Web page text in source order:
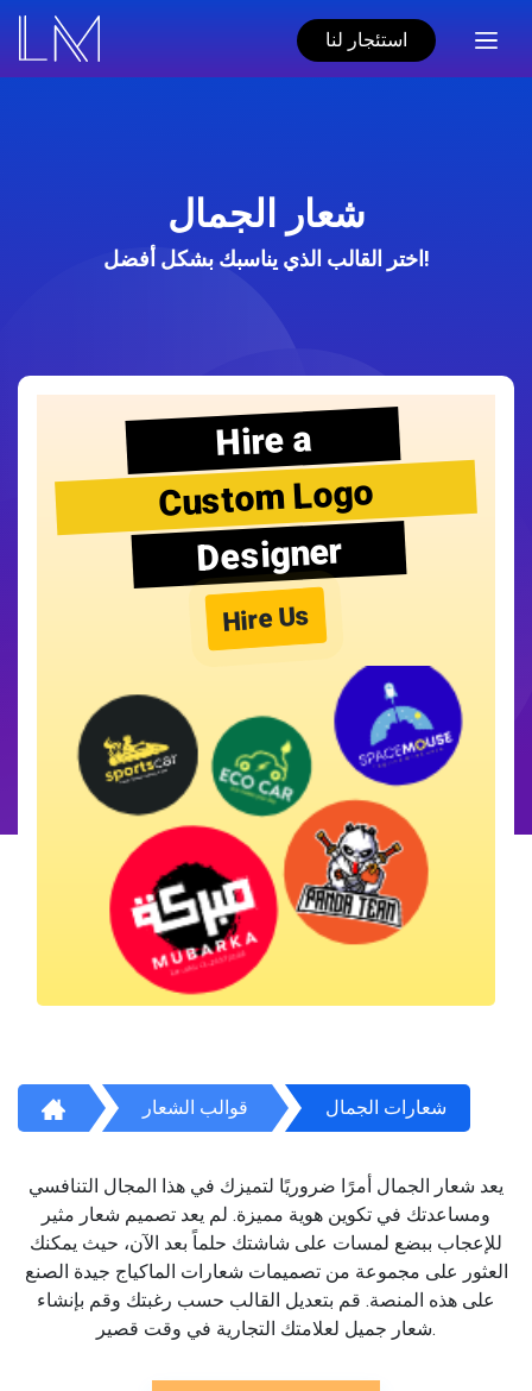
استئجار لنا
شعار الجمال
اختر القالب الذي يناسبك بشكل أفضل!
Hire a
Custom Logo
Designer
Hire Us
قوالب الشعار شعارات الجمال
يعد شعار الجمال أمرًا ضروريًا لتميزك في هذا المجال التنافسي
ومساعدتك في تكوين هوية مميزة. لم يعد تصميم شعار مثير
للإعجاب ببضع لمسات على شاشتك حلماً بعد الآن، حيث يمكنك
العثور على مجموعة من تصميمات شعارات الماكياج جيدة الصنع
على هذه المنصة. قم بتعديل القالب حسب رغبتك وقم بإنشاء
شعار جميل لعلامتك التجارية في وقت قصير.